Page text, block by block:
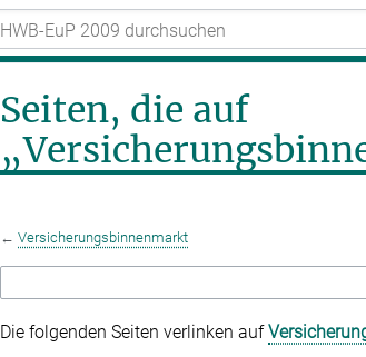
Seiten, die auf
← Versicherungsbinnenmarkt
Die folgenden Seiten verlinken auf